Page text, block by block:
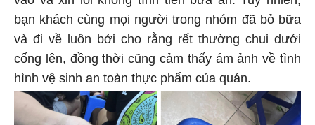
bạn khách cùng mọi người trong nhóm đã bỏ bữa
và đi về luôn bởi cho rằng rết thường chui dưới
cống lên, đồng thời cũng cảm thấy ám ảnh về tình
hình vệ sinh an toàn thực phẩm của quán.